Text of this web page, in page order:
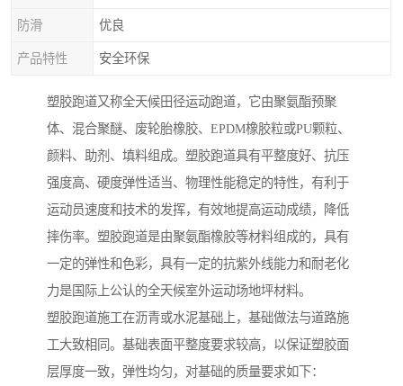
防滑 优良
产品特性 安全环保
塑胶跑道又称全天候田径运动跑道，它由聚氨酯预聚
体、混合聚醚、废轮胎橡胶、EPDM橡胶粒或PU颗粒、
颜料、助剂、填料组成。塑胶跑道具有平整度好、抗压
强度高、硬度弹性适当、物理性能稳定的特性，有利于
运动员速度和技术的发挥，有效地提高运动成绩，降低
摔伤率。塑胶跑道是由聚氨酯橡胶等材料组成的，具有
一定的弹性和色彩，具有一定的抗紫外线能力和耐老化
力是国际上公认的全天候室外运动场地坪材料。
塑胶跑道施工在沥青或水泥基础上，基础做法与道路施
工大致相同。基础表面平整度要求较高，以保证塑胶面
层厚度一致，弹性均匀，对基础的质量要求如下：